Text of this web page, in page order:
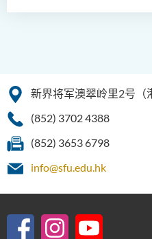
新界将军澳翠岭里2号（
(852) 3702 4388
(852) 3653 6798
info@sfu.edu.hk